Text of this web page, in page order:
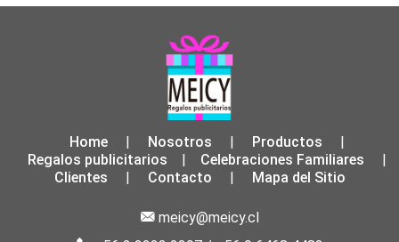
Home | Nosotros | Productos
|
Regalos publicitarios
Celebraciones Familiares
Clientes
Contacto Mapa del Sitio
meicy@meicy.cl